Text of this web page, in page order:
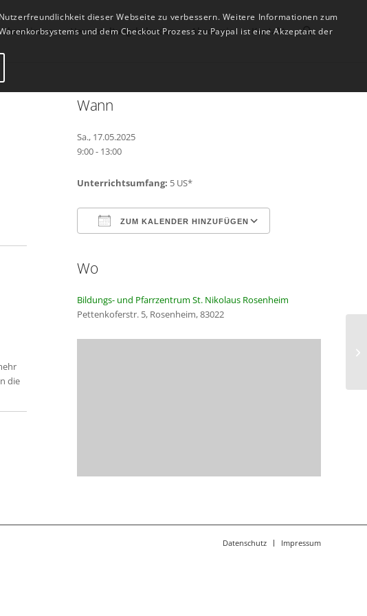
Veranstaltungskalender Akademie Kontakt
die
Wann
Sa., 17.05.2025
9:00 - 13:00
Unterrichtsumfang: 5 US*
ZUM KALENDER HINZUFÜGEN
Wo
Bildungs- und Pfarrzentrum St. Nikolaus Rosenheim
Pettenkoferstr. 5, Rosenheim, 83022
Datenschutz Impressum
dieser Webseite zu verbessern. Weitere Informationen zum
und dem Checkout Prozess zu Paypal ist eine Akzeptant der